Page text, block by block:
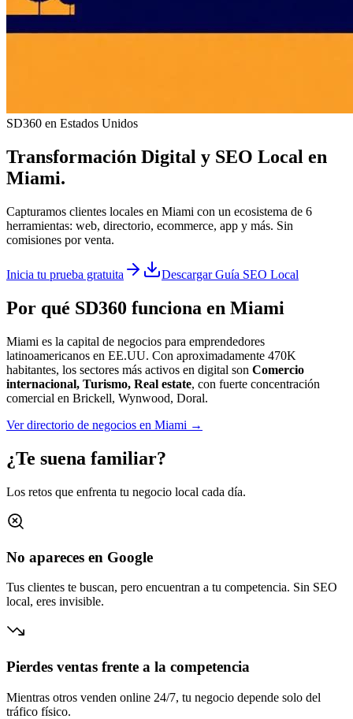
SD360 en Estados Unidos
Transformación Digital y SEO Local en
Miami.
Capturamos clientes locales en Miami con un ecosistema de 6
herramientas: web, directorio, ecommerce, app y más. Sin
comisiones por venta.
Inicia tu prueba gratuita Descargar Guía SEO Local
Por qué SD360 funciona en Miami
Miami es la capital de negocios para emprendedores
latinoamericanos en EE.UU. Con aproximadamente 470K
habitantes, los sectores más activos en digital son Comercio
internacional, Turismo, Real estate, con fuerte concentración
comercial en Brickell, Wynwood, Doral.
Ver directorio de negocios en Miami →
¿Te suena familiar?
Los retos que enfrenta tu negocio local cada día.
No apareces en Google
Tus clientes te buscan, pero encuentran a tu competencia. Sin SEO
local, eres invisible.
Pierdes ventas frente a la competencia
Mientras otros venden online 24/7, tu negocio depende solo del
tráfico físico.